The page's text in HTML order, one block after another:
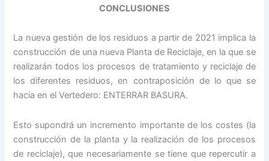
CONCLUSIONES
La nueva gestión de los residuos a partir de 2021 implica la
construcción de una nueva Planta de Reciclaje, en la que se
realizarán todos los procesos de tratamiento y reciclaje de
los diferentes residuos, en contraposición de lo que se
hacía en el Vertedero: ENTERRAR BASURA.
Esto supondrá un incremento importante de los costes (la
construcción de la planta y la realización de los procesos
de reciclaje), que necesariamente se tiene que repercutir a